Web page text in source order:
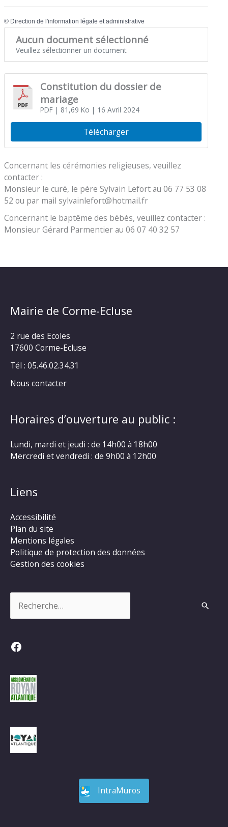
© Direction de l'information légale et administrative
Aucun document sélectionné
Veuillez sélectionner un document.
Constitution du dossier de
mariage
PDF| 81,69 Ko | 16 Avril 2024
Télécharger
Concernant les cérémonies religieuses, veuillez
contacter :
Monsieur le curé, le père Sylvain Lefort au 06 77 53 08
52 ou par mail sylvainlefort@hotmail.fr
Concernant le baptême des bébés, veuillez contacter :
Monsieur Gérard Parmentier au 06 07 40 32 57
Mairie de Corme-Ecluse
2 rue des Ecoles
17600 Corme-Ecluse
Tél : 05.46.02.34.31
Nous contacter
Horaires d’ouverture au public :
Lundi, mardi et jeudi : de 14h00 à 18h00
Mercredi et vendredi : de 9h00 à 12h00
Liens
Accessibilité
Plan du site
Mentions légales
Politique de protection des données
Gestion des cookies
Facebook
IntraMuros